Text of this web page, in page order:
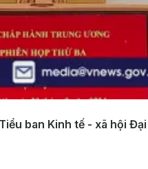
ban Kinh tế - xã hội